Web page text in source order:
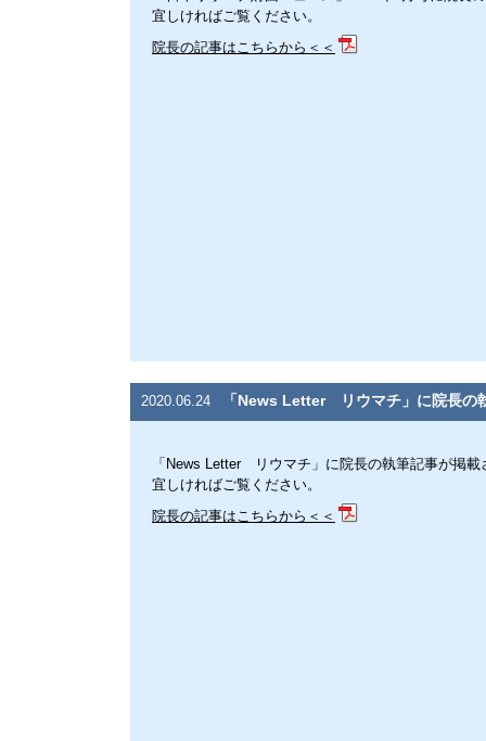
宜しければご覧ください。
院長の記事はこちらから＜＜
2020.06.24 「News Letter リウマチ」に院長の
「News Letter リウマチ」に院長の執筆記事が掲載
宜しければご覧ください。
院長の記事はこちらから＜＜